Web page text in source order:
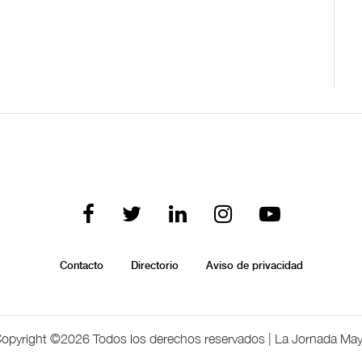
Contacto Directorio Aviso de privacidad
©2026 Todos los derechos reservados | La Jornada